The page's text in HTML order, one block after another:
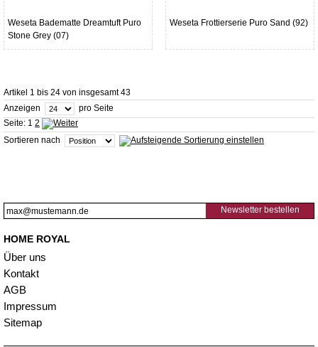
Weseta Badematte Dreamtuft Puro
Stone Grey (07)
Weseta Frottierserie Puro Sand (92)
Artikel 1 bis 24 von insgesamt 43
Anzeigen
pro Seite
Seite: 1 2
Sortieren nach
Newsletter bestellen
HOME ROYAL
Über uns
Kontakt
AGB
Impressum
Sitemap